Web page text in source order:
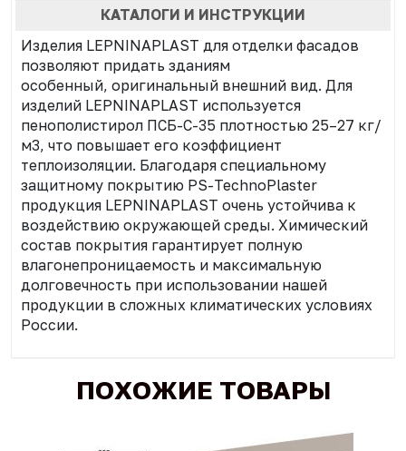
КАТАЛОГИ И ИНСТРУКЦИИ
Изделия LEPNINAPLAST для отделки фасадов
позволяют придать зданиям
особенный, оригинальный внешний вид. Для
изделий LEPNINAPLAST используется
пенополистирол ПСБ-С-35 плотностью 25–27 кг/
м3, что повышает его коэффициент
теплоизоляции. Благодаря специальному
защитному покрытию PS-TechnoPlaster
продукция LEPNINAPLAST очень устойчива к
воздействию окружающей среды. Химический
состав покрытия гарантирует полную
влагонепроницаемость и максимальную
долговечность при использовании нашей
продукции в сложных климатических условиях
России.
ПОХОЖИЕ ТОВАРЫ